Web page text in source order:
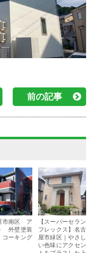
前の記事
市南区 ア
外壁塗装
ーキング
【スーパーセラン
フレックス】名古
屋市緑区｜やさし
い色味にアクセン